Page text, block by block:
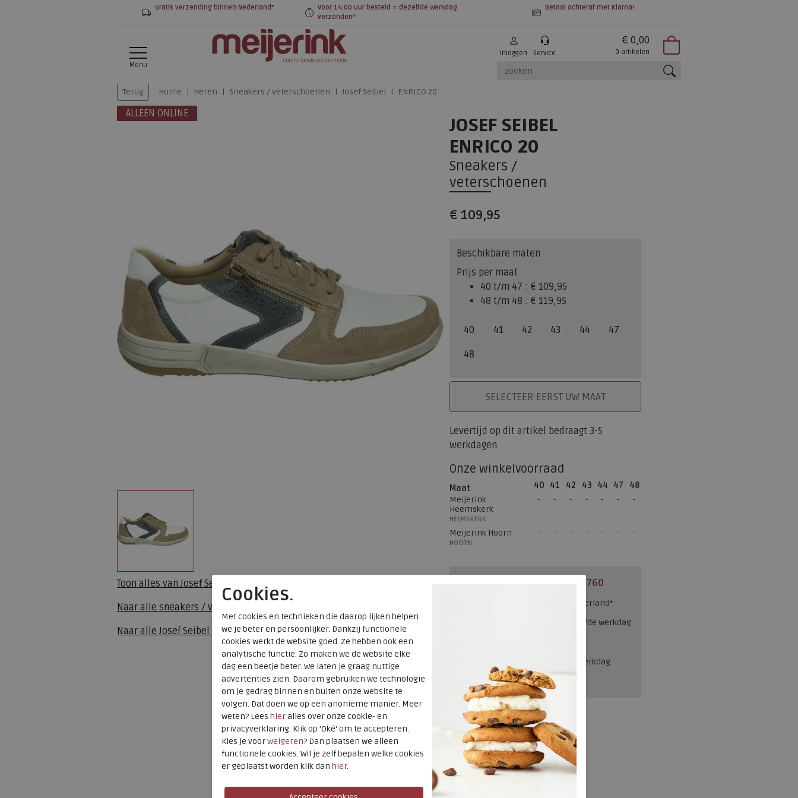
Gratis verzending binnen Nederland*
Voor 14:00 uur besteld = dezelfde werkdag
verzonden*
Betaal achteraf met Klarna!
Menu
Inloggen Service
€ 0,00
0 artikelen
Terug Home Heren Sneakers / veterschoenen Josef Seibel ENRICO 20
ALLEEN ONLINE
Toon alles vanJosef Seibel
Naar alle sneakers / veterschoenen
Naar alleJosef Seibel sneakers / veterschoenen
JOSEF SEIBEL
ENRICO 20
Sneakers /
veterschoenen
€ 109,95
Beschikbare maten
Prijs per maat
40 t/m 47 : € 109,95
48 t/m 48 : € 119,95
40 41 42 43 44 47
48
PLAATS IN WINKELMAND
SELECTEER EERST UW MAAT
Levertijd op dit artikel bedraagt 3-5
werkdagen.
Onze winkelvoorraad
Maat 40 41 42 43 44 47
48
Meijerink
Heemskerk
HEEMSKERK
Meijerink Hoorn
HOORN
0229 760 760
Gratis verzending binnen Nederland*
Voor 14:00 uur besteld = dezelfde werkdag
Altijd retourneren, binnen 1 werkdag
terugbetaald
Merk
Josef Seibel
Fabrikantcode
521.29.001.40
Bestelcode
wa331012
Kleur
Wit/beige
Cookies.
Met cookies en technieken die daarop lijken helpen
we je beter en persoonlijker. Dankzij functionele
cookies werkt de website goed. Ze hebben ook een
analytische functie. Zo maken we de website elke
dag een beetje beter. We laten je graag nuttige
advertenties zien. Daarom gebruiken we technologie
om je gedrag binnen en buiten onze website te
volgen. Dat doen we op een anonieme manier. Meer
weten? Lees hieralles over onze cookie- en
privacyverklaring. Klik op 'Oké' om te accepteren.
Kies je voorweigeren? Dan plaatsen we alleen
functionele cookies. Wil je zelf bepalen welke cookies
er geplaatst worden klik dan hier.